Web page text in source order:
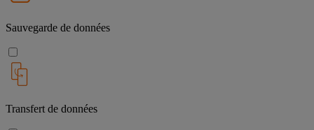
Sauvegarde de données
Transfert de données